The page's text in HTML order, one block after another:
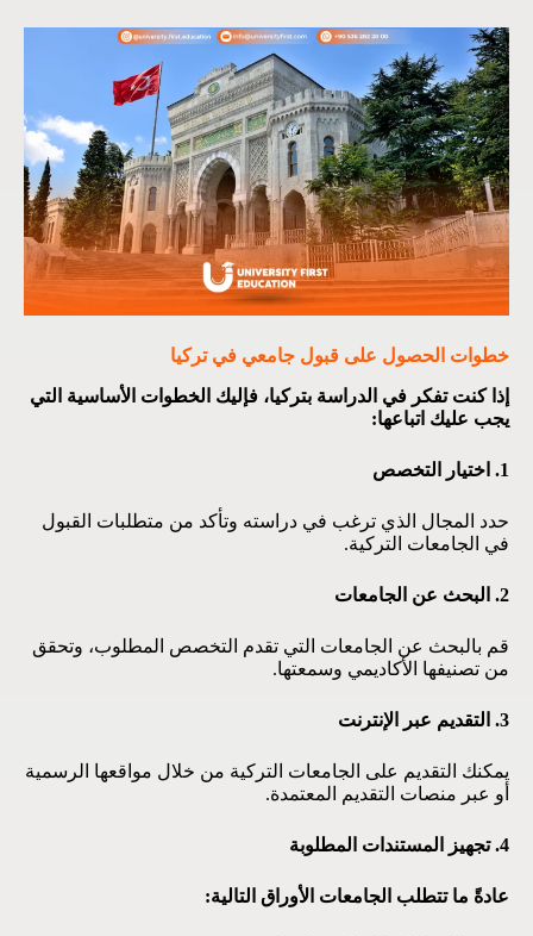
خطوات الحصول على قبول جامعي في تركيا
إذا كنت تفكر في الدراسة بتركيا، فإليك الخطوات الأساسية التي
يجب عليك اتباعها:
1. اختيار التخصص
حدد المجال الذي ترغب في دراسته وتأكد من متطلبات القبول
في الجامعات التركية.
2. البحث عن الجامعات
قم بالبحث عن الجامعات التي تقدم التخصص المطلوب، وتحقق
من تصنيفها الأكاديمي وسمعتها.
3. التقديم عبر الإنترنت
يمكنك التقديم على الجامعات التركية من خلال مواقعها الرسمية
أو عبر منصات التقديم المعتمدة.
4. تجهيز المستندات المطلوبة
عادةً ما تتطلب الجامعات الأوراق التالية: